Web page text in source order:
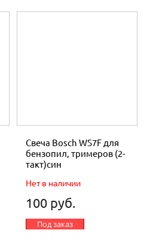
Свеча Bosch WS7F для
бензопил, тримеров (2-
такт)син
Нет в наличии
100 руб.
Под заказ